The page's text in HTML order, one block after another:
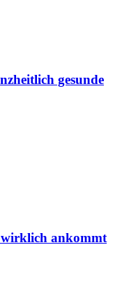
gesunde
wirklich ankommt